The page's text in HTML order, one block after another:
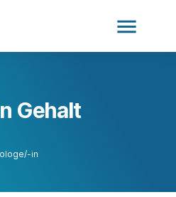
menu
Gehalt
in